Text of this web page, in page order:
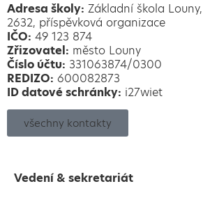
Adresa školy: Základní škola
2632, příspěvková organizace
IČO: 49 123 874
Zřizovatel: město Louny
Číslo účtu: 331063874/0300
REDIZO: 600082873
ID datové schránky: i27wiet
všechny kontakty
Vedení & sekretariát